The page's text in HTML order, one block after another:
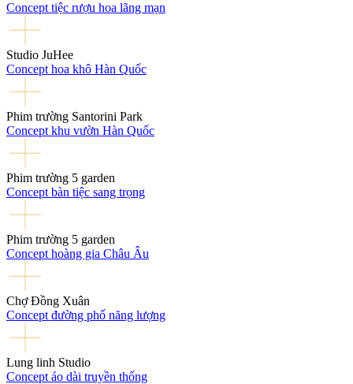
Concept tiệc rượu hoa lãng mạn
Studio JuHee
Concept hoa khô Hàn Quốc
Phim trường Santorini Park
Concept khu vườn Hàn Quốc
Phim trường 5 garden
Concept bàn tiệc sang trọng
Phim trường 5 garden
Concept hoàng gia Châu Âu
Chợ Đồng Xuân
Concept đường phố năng lượng
Lung linh Studio
Concept áo dài truyền thống